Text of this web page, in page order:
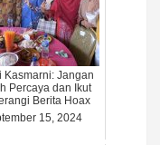
Kasmarni: Jangan
Percaya dan Ikut
Berita Hoax
15, 2024